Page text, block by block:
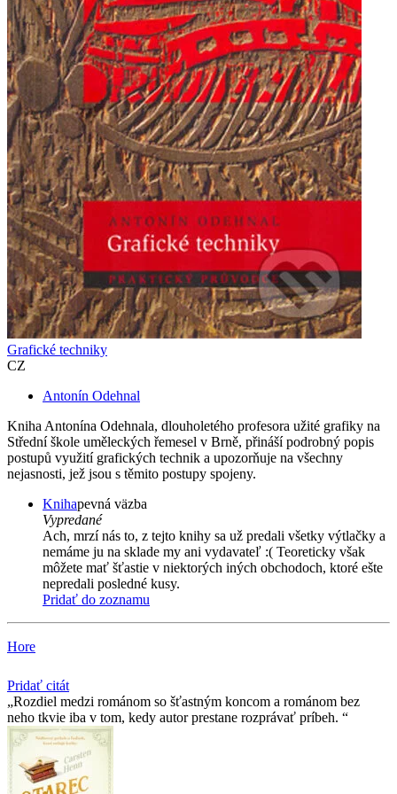
Grafické techniky
CZ
Antonín Odehnal
Kniha Antonína Odehnala, dlouholetého profesora užité grafiky na
Střední škole uměleckých řemesel v Brně, přináší podrobný popis
postupů využití grafických technik a upozorňuje na všechny
nejasnosti, jež jsou s těmito postupy spojeny.
Knihapevná väzba
Vypredané
Ach, mrzí nás to, z tejto knihy sa už predali všetky výtlačky a
nemáme ju na sklade my ani vydavateľ :( Teoreticky však
môžete mať šťastie v niektorých iných obchodoch, ktoré ešte
nepredali posledné kusy.
Pridať do zoznamu
Hore
Pridať citát
Rozdiel medzi románom so šťastným koncom a románom bez
neho tkvie iba v tom, kedy autor prestane rozprávať príbeh.